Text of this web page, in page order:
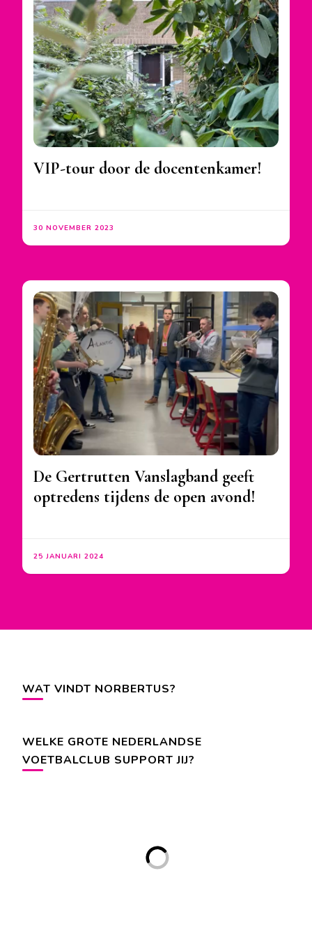
VIP-tour door de docentenkamer!
30 NOVEMBER 2023
De Gertrutten Vanslagband geeft
optredens tijdens de open avond!
25 JANUARI 2024
WAT VINDT NORBERTUS?
WELKE GROTE NEDERLANDSE
VOETBALCLUB SUPPORT JIJ?